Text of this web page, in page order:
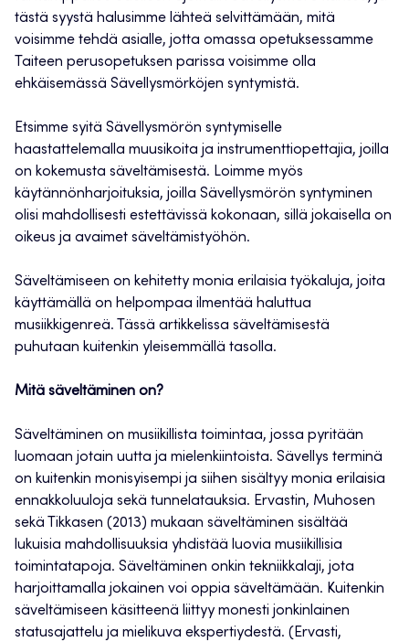
tästä syystä halusimme lähteä selvittämään, mitä
voisimme tehdä asialle, jotta omassa opetuksessamme
Taiteen perusopetuksen parissa voisimme olla
ehkäisemässä Sävellysmörköjen syntymistä.
Etsimme syitä Sävellysmörön syntymiselle
haastattelemalla muusikoita ja instrumenttiopettajia, joilla
on kokemusta säveltämisestä. Loimme myös
käytännönharjoituksia, joilla Sävellysmörön syntyminen
olisi mahdollisesti estettävissä kokonaan, sillä jokaisella on
oikeus ja avaimet säveltämistyöhön.
Säveltämiseen on kehitetty monia erilaisia työkaluja, joita
käyttämällä on helpompaa ilmentää haluttua
musiikkigenreä. Tässä artikkelissa säveltämisestä
puhutaan kuitenkin yleisemmällä tasolla.
Mitä säveltäminen on?
Säveltäminen on musiikillista toimintaa, jossa pyritään
luomaan jotain uutta ja mielenkiintoista. Sävellys terminä
on kuitenkin monisyisempi ja siihen sisältyy monia erilaisia
ennakkoluuloja sekä tunnelatauksia. Ervastin, Muhosen
sekä Tikkasen (2013) mukaan säveltäminen sisältää
lukuisia mahdollisuuksia yhdistää luovia musiikillisia
toimintatapoja. Säveltäminen onkin tekniikkalaji, jota
harjoittamalla jokainen voi oppia säveltämään. Kuitenkin
säveltämiseen käsitteenä liittyy monesti jonkinlainen
statusajattelu ja mielikuva ekspertiydestä. (Ervasti,